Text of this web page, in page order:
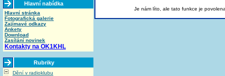
Hlavní nabídka
Hlavní stránka
Fotografická galerie
Zajímavé odkazy
Ankety
Download
Zasílání novinek
Kontakty na OK1KHL
Rubriky
Dění v radioklubu
Je nám líto, ale tato funkce je